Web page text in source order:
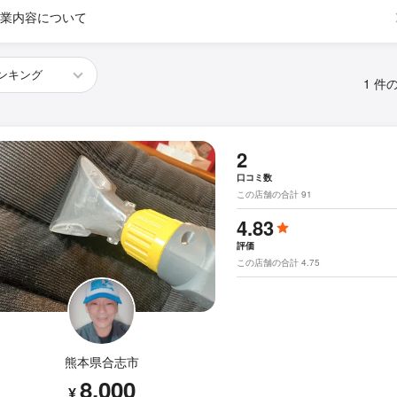
内容について
1 件
熊本県合志市
8,000
2
口コミ数
この店舗の合計 91
4.83
評価
この店舗の合計 4.75